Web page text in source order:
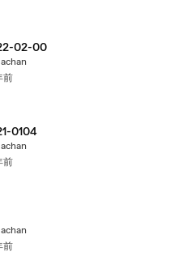
02-00
前
0104
前
前